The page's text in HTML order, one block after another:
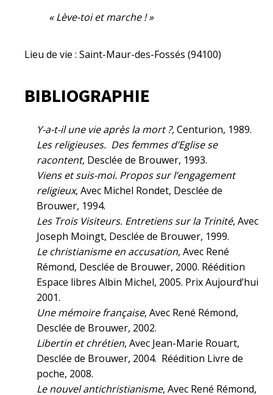
« Lève-toi et marche ! »
Lieu de vie : Saint-Maur-des-Fossés (94100)
BIBLIOGRAPHIE
Y-a-t-il une vie après la mort ?,Centurion, 1989.
Les religieuses. Des femmes d’Eglise se
racontent, Desclée de Brouwer, 1993.
Viens et suis-moi. Propos sur l’engagement
religieux, Avec Michel Rondet, Desclée de
Brouwer, 1994.
Les Trois Visiteurs. Entretiens sur la Trinité, Avec
Joseph Moingt, Desclée de Brouwer, 1999.
Le christianisme en accusation, Avec René
Rémond, Desclée de Brouwer, 2000. Réédition
Espace libres Albin Michel, 2005. Prix Aujourd’hui
2001.
Une mémoire française, Avec René Rémond,
Desclée de Brouwer, 2002.
Libertin et chrétien, Avec Jean-Marie Rouart,
Desclée de Brouwer, 2004. Réédition Livre de
poche, 2008.
Le nouvel antichristianisme, Avec René Rémond,